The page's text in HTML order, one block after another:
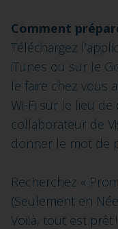
Comment
Téléchargez
iTunes ou sur le
le faire chez vous
Wi-Fi sur le lieu
collaborateur de
donner le mot de
Recherchez «
(Seulement en
Voilà, tout est prêt